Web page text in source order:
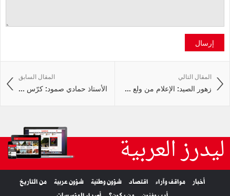
إرسال
المقال السابق
الأستاذ حمادي صمود: كرّس ...
المقال التالي
زهور الصيد: الإعلام من ولع ...
ليدرز العربية
أخبار مواقف وآراء اقتصاد شؤون وطنية شؤون عربية
من التاريخ